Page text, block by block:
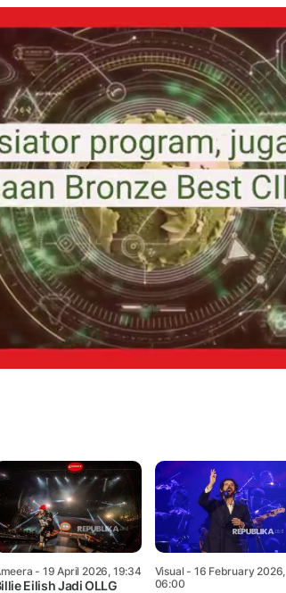
- 19 April 2026, 19:34
Eilish Jadi OLLG
Visual - 16 February 2026,
06:00